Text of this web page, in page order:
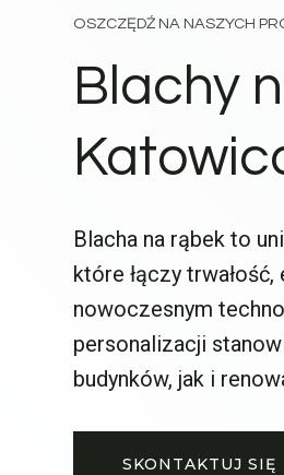
OSZCZĘDŹ NA NASZYCH
Blachy
Blacha na rąbek to
które łączy
nowoczesnym
personalizacji
budynków, jak i
SKONTAKTUJ SIĘ